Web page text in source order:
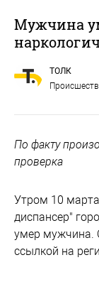
Мужчина
ТОЛК
По факту
проверка
Утром 10
диспансер"
умер мужчина.
ссылкой на